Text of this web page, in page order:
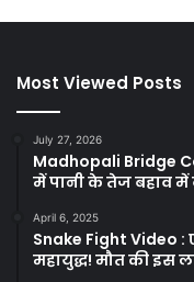
Most Viewed Posts
July 27, 2026
Madhopali Bridge
में पानी के तेज बहाव में
April 6, 2025
Snake Fight Video
महायुद्ध! मौत की इस